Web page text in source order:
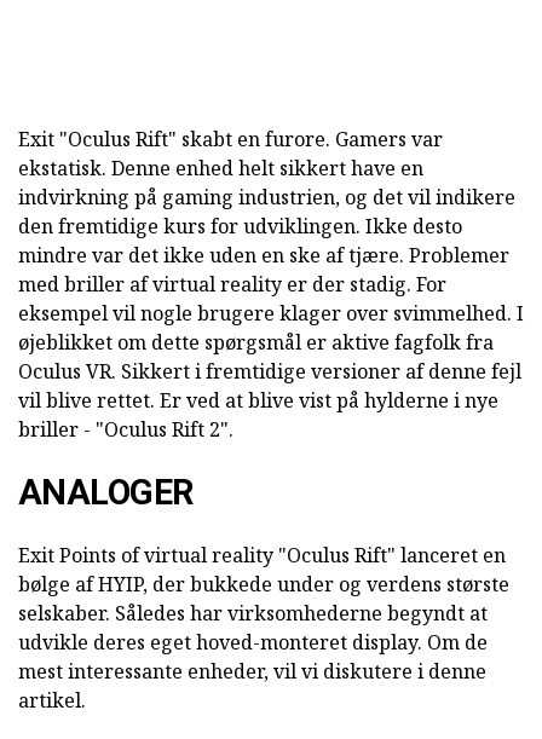
Exit "Oculus Rift" skabt en furore. Gamers var
ekstatisk. Denne enhed helt sikkert have en
indvirkning på gaming industrien, og det vil indikere
den fremtidige kurs for udviklingen. Ikke desto
mindre var det ikke uden en ske af tjære. Problemer
med briller af virtual reality er der stadig. For
eksempel vil nogle brugere klager over svimmelhed. I
øjeblikket om dette spørgsmål er aktive fagfolk fra
Oculus VR. Sikkert i fremtidige versioner af denne fejl
vil blive rettet. Er ved at blive vist på hylderne i nye
briller - "Oculus Rift 2".
ANALOGER
Exit Points of virtual reality "Oculus Rift" lanceret en
bølge af HYIP, der bukkede under og verdens største
selskaber. Således har virksomhederne begyndt at
udvikle deres eget hoved-monteret display. Om de
mest interessante enheder, vil vi diskutere i denne
artikel.